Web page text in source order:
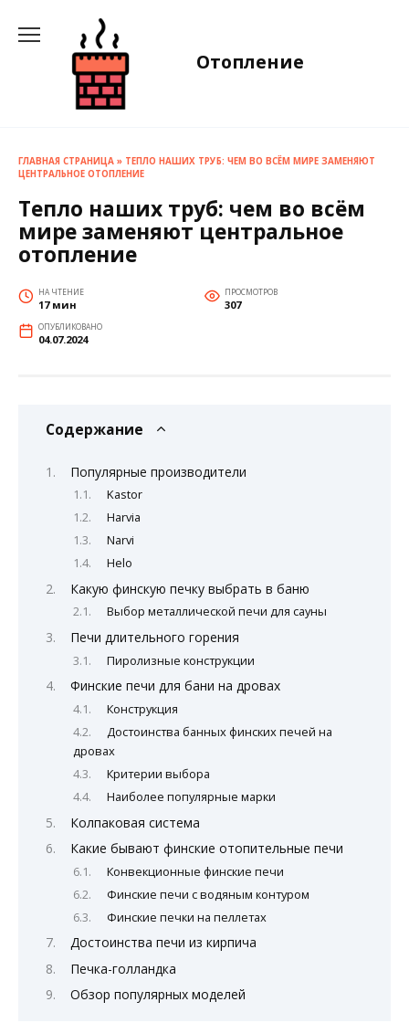
содержанию
Отопление
ГЛАВНАЯ СТРАНИЦА » ТЕПЛО НАШИХ ТРУБ: ЧЕМ ВО ВСЁМ МИРЕ ЗАМЕНЯЮТ
ЦЕНТРАЛЬНОЕ ОТОПЛЕНИЕ
Тепло наших труб: чем во всём
мире заменяют центральное
отопление
НА ЧТЕНИЕ
17 мин
ПРОСМОТРОВ
307
ОПУБЛИКОВАНО
04.07.2024
Содержание
Популярные производители
Kastor
Harvia
Narvi
Helo
Какую финскую печку выбрать в баню
Выбор металлической печи для сауны
Печи длительного горения
Пиролизные конструкции
Финские печи для бани на дровах
Конструкция
Достоинства банных финских печей на
дровах
Критерии выбора
Наиболее популярные марки
Колпаковая система
Какие бывают финские отопительные печи
Конвекционные финские печи
Финские печи с водяным контуром
Финские печки на пеллетах
Достоинства печи из кирпича
Печка-голландка
Обзор популярных моделей